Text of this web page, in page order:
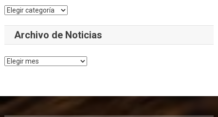
Categorías
Archivo de Noticias
Archivo